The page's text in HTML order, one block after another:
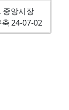
중앙시장
24-07-02